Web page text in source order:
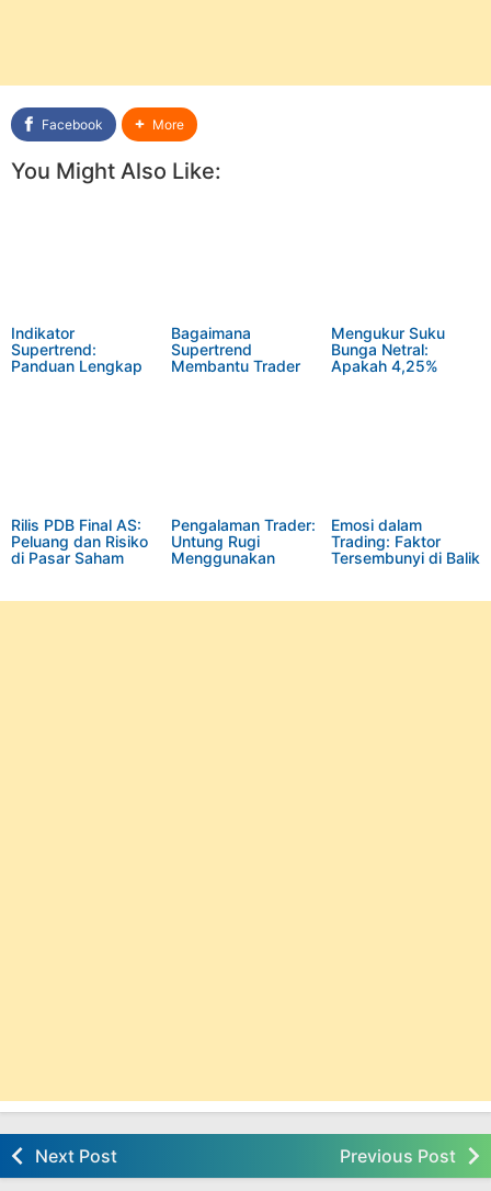
Facebook More
You Might Also Like:
Indikator
Supertrend:
Panduan Lengkap
Bagaimana
Supertrend
Membantu Trader
Mengukur Suku
Bunga Netral:
Apakah 4,25%
Rilis PDB Final AS:
Peluang dan Risiko
di Pasar Saham
Pengalaman Trader:
Untung Rugi
Menggunakan
Emosi dalam
Trading: Faktor
Tersembunyi di Balik
Next Post Previous Post